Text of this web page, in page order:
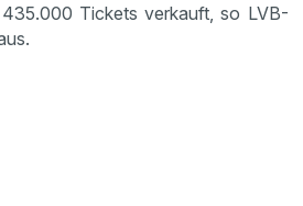
Tickets verkauft, so LVB-